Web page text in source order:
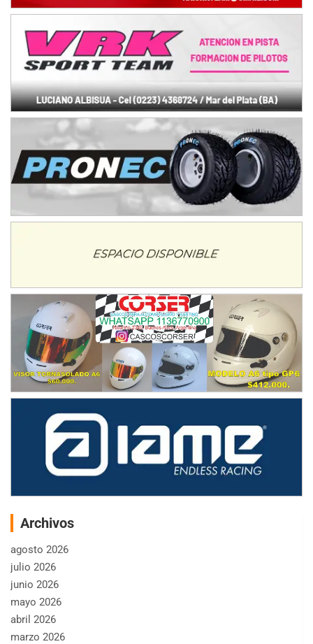
Archivos
agosto 2026
julio 2026
junio 2026
mayo 2026
abril 2026
marzo 2026